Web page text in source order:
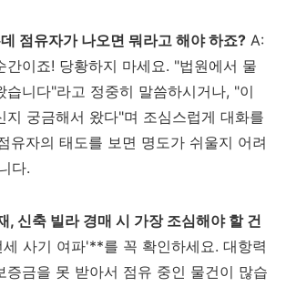
점유자가 나오면 뭐라고 해야 하죠? A:
간이죠! 당황하지 마세요. "법원에서 물
습니다"라고 정중히 말씀하시거나, "이
지 궁금해서 왔다"며 조심스럽게 대화를
유자의 태도를 보면 명도가 쉬울지 어려
다.
신축 빌라 경매 시 가장 조심해야 할 건
사기 여파'**를 꼭 확인하세요. 대항력
증금을 못 받아서 점유 중인 물건이 많습